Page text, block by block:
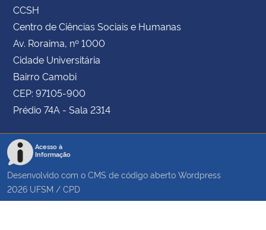
CCSH
Centro de Ciências Sociais e Humanas
Av. Roraima, nº 1000
Cidade Universitária
Bairro Camobi
CEP: 97105-900
Prédio 74A - Sala 2314
Acesso à
Informação
Desenvolvido com o CMS de código aberto Wordpress
2026 UFSM / CPD